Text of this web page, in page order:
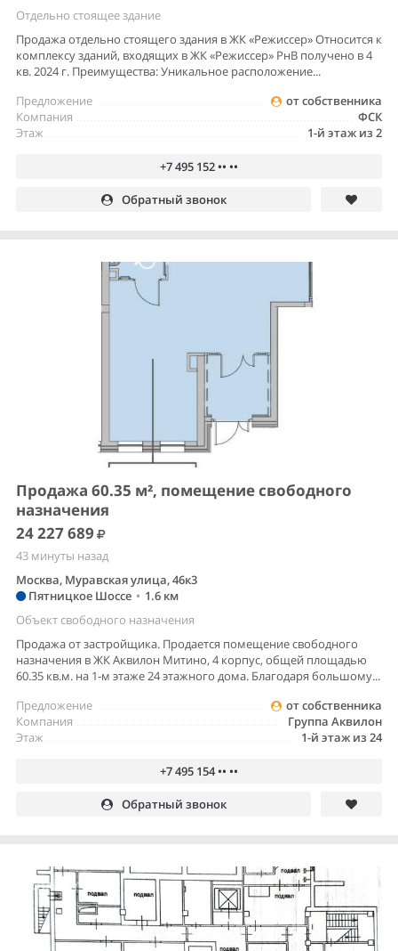
Отдельно стоящее здание
Продажа отдельно стоящего здания в ЖК «Режиссер» Относится к
комплексу зданий, входящих в ЖК «Режиссер» РнВ получено в 4
кв. 2024 г. Преимущества: Уникальное расположение...
от собственника
Предложение
ФСК
Компания
1-й этаж из 2
Этаж
+7 495 152 •• ••
Обратный звонок
Продажа 60.35 м², помещение свободного
назначения
24 227 689
43 минуты назад
Москва, Муравская улица, 46к3
Пятницкое Шоссе • 1.6 км
Объект свободного назначения
Продажа от застройщика. Продается помещение свободного
назначения в ЖК Аквилон Митино, 4 корпус, общей площадью
60.35 кв.м. на 1-м этаже 24 этажного дома. Благодаря большому...
от собственника
Предложение
Группа Аквилон
Компания
1-й этаж из 24
Этаж
+7 495 154 •• ••
Обратный звонок